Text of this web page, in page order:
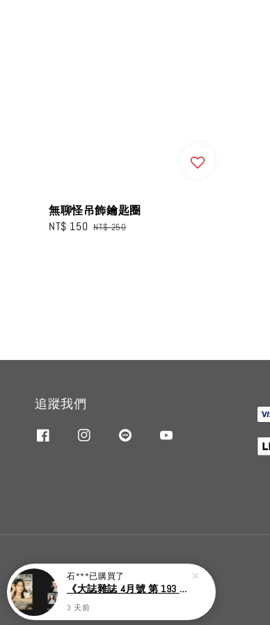
無聊怪吊飾鑰匙圈
Sale
NT$ 150 Regular
NT$ 250
追蹤我們
石***已購買了
《大誌雜誌 4月號 第 193 期》封面：Solar 頌樂
3 天前